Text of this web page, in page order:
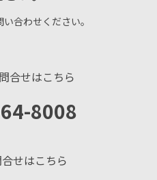
合わせください。
合せはこちら
8008
せはこちら